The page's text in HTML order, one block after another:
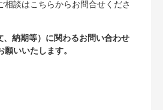
相談はこちらからお問合せくださ
納期等）に関わるお問い合わせ
願いいたします。